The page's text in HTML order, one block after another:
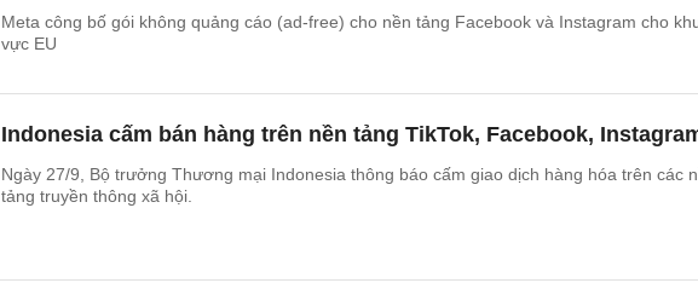
Meta công bố gói không quảng cáo (ad-free) cho nền tảng Facebook và Instagram cho
vực EU
Indonesia cấm bán hàng trên nền tảng TikTok, Facebook,
Ngày 27/9, Bộ trưởng Thương mại Indonesia thông báo cấm giao dịch hàng hóa trên các
tảng truyền thông xã hội.